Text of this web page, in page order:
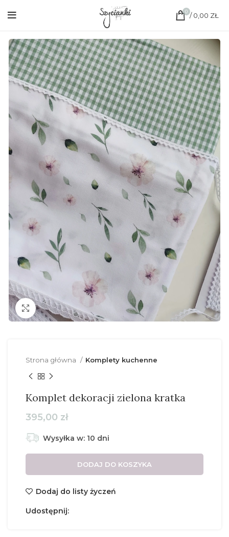
0 / 0,00 ZŁ
Click to enlarge
Strona główna Komplety kuchenne
Komplet dekoracji zielona kratka
395,00 zł
Wysyłka w: 10 dni
DODAJ DO KOSZYKA
Dodaj do listy życzeń
Udostępnij: